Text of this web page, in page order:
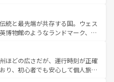
地であるランス、プロヴァンスの
ど、多彩な楽しみ方が可能だ。さ
も魅力が溢れており、どの街角に
れぞれで全く異なる文化を体験で
なお、新着のフランス情報はコンテンツ一覧
を歩いても飽きることがない。ベ
イエルン州のアルプスの絶景、そ
ン畑といった風景は必見。ビール
てほしい。 なお、新着の
一覧を参照してほしい。
統と最先端が共存する国。ウェス
博物館のようなランドマーク、歴
ある。また、優雅なアフタヌーン
たまらない英国パブ、サッカー観
できる体験も豊富。イギリスを旅
ほどの広さだが、運行時刻が正確
り、初心者でも安心して個人旅行